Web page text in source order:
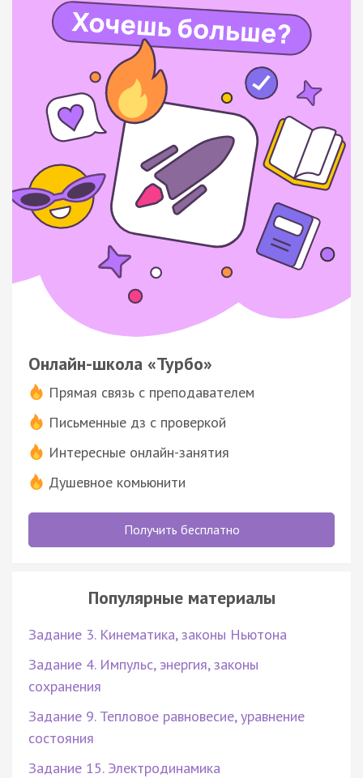
Онлайн-школа «Турбо»
Прямая связь с преподавателем
Письменные дз с проверкой
Интересные онлайн-занятия
Душевное комьюнити
Получить бесплатно
Популярные материалы
Задание 3. Кинематика, законы Ньютона
Задание 4. Импульс, энергия, законы
сохранения
Задание 9. Тепловое равновесие, уравнение
состояния
Задание 15. Электродинамика